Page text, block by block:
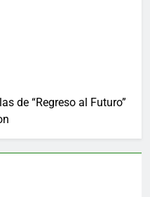
de “Regreso al Futuro”